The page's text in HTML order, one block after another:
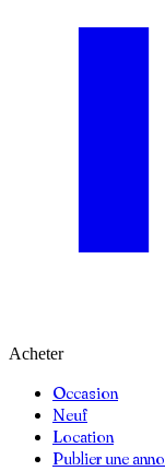
Acheter
Occasion
Neuf
Location
Publier une